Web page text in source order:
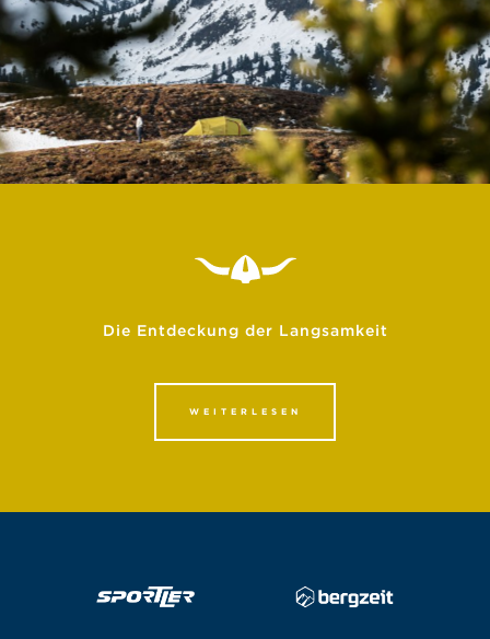
Die Entdeckung der Langsamkeit
WEITERLESEN